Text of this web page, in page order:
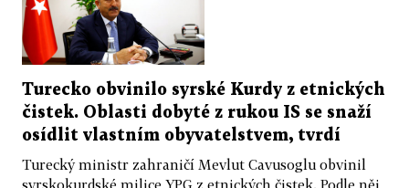
Turecko obvinilo syrské Kurdy z etnických
čistek. Oblasti dobyté z rukou IS se snaží
osídlit vlastním obyvatelstvem, tvrdí
Turecký ministr zahraničí Mevlut Cavusoglu obvinil
syrskokurdské milice YPG z etnických čistek. Podle něj